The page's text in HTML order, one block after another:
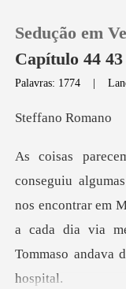
Loja
Histórico
Sair
Sedução em
Capítulo 44
Palavras: 1774 |
ano R
nos encontrar em
a cada dia via